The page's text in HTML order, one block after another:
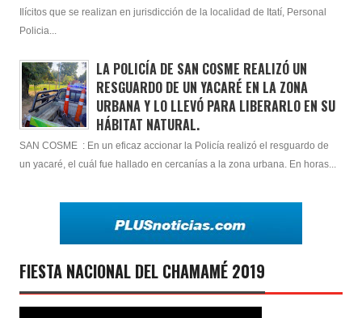
Ilícitos que se realizan en jurisdicción de la localidad de Itatí, Personal
Policia...
LA POLICÍA DE SAN COSME REALIZÓ UN
RESGUARDO DE UN YACARÉ EN LA ZONA
URBANA Y LO LLEVÓ PARA LIBERARLO EN SU
HÁBITAT NATURAL.
SAN COSME : En un eficaz accionar la Policía realizó el resguardo de
un yacaré, el cuál fue hallado en cercanías a la zona urbana. En horas...
FIESTA NACIONAL DEL CHAMAMÉ 2019